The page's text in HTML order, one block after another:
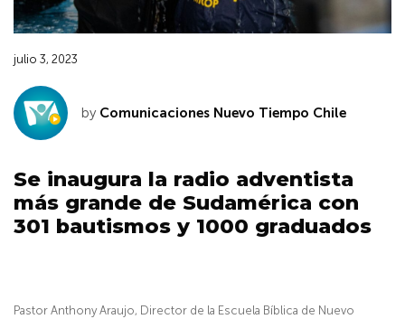
julio 3, 2023
by Comunicaciones Nuevo Tiempo Chile
Se inaugura la radio adventista
más grande de Sudamérica con
301 bautismos y 1000 graduados
Pastor Anthony Araujo, Director de la Escuela Bíblica de Nuevo